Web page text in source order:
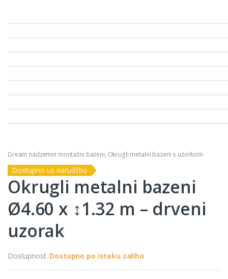
Dream nadzemni montažni bazeni, Okrugli metalni bazeni s uzorkom
Dostupno uz narudžbu
Okrugli metalni bazeni
Ø4.60 x ↕1.32 m – drveni
uzorak
Dostupnost: Dostupno po isteku zaliha